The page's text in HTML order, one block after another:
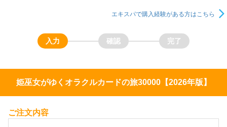
エキスパで購入経験がある方はこちら
姫巫女がゆくオラクルカードの旅30000【2026年版】
ご注文内容